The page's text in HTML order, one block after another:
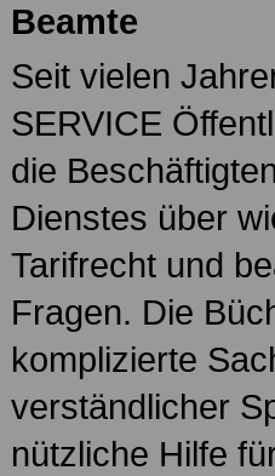
Beamte
Seit vielen
SERVICE
die
Dienstes über
Tarifrecht und
Fragen. Die
komplizierte
verständlicher
nützliche Hilfe